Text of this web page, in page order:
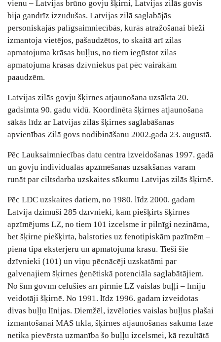
vienu – Latvijas brūno govju šķirni, Latvijas zilās govis
bija gandrīz izzudušas. Latvijas zilā saglabājās
personiskajās palīgsaimniecībās, kurās atražošanai bieži
izmantoja vietējos, pašaudzētos, to skaitā arī zilas
apmatojuma krāsas buļļus, no tiem iegūstot zilas
apmatojuma krāsas dzīvniekus pat pēc vairākām
paaudzēm.
Latvijas zilās govju šķirnes atjaunošana uzsākta 20.
gadsimta 90. gadu vidū. Koordinēta šķirnes atjaunošana
sākās līdz ar Latvijas zilās šķirnes saglabāšanas
apvienības Zilā govs nodibināšanu 2002.gada 23. augustā.
Pēc Lauksaimniecības datu centra izveidošanas 1997. gadā
un govju individuālās apzīmēšanas uzsākšanas varam
runāt par ciltsdarba uzskaites sākumu Latvijas zilās šķirnē.
Pēc LDC uzskaites datiem, no 1980. līdz 2000. gadam
Latvijā dzimuši 285 dzīvnieki, kam piešķirts šķirnes
apzīmējums LZ, no tiem 101 izcelsme ir pilnīgi nezināma,
bet šķirne piešķirta, balstoties uz fenotipiskām pazīmēm –
piena tipa eksterjeru un apmatojuma krāsu. Tieši šie
dzīvnieki (101) un viņu pēcnācēji uzskatāmi par
galvenajiem šķirnes ģenētiskā potenciāla saglabātājiem.
No šīm govīm cēlušies arī pirmie LZ vaislas buļļi – līniju
veidotāji šķirnē. No 1991. līdz 1996. gadam izveidotas
divas buļļu līnijas. Diemžēl, izvēloties vaislas buļļus plašai
izmantošanai MAS tīklā, šķirnes atjaunošanas sākuma fāzē
netika pievērsta uzmanība šo buļļu izcelsmei, kā rezultātā